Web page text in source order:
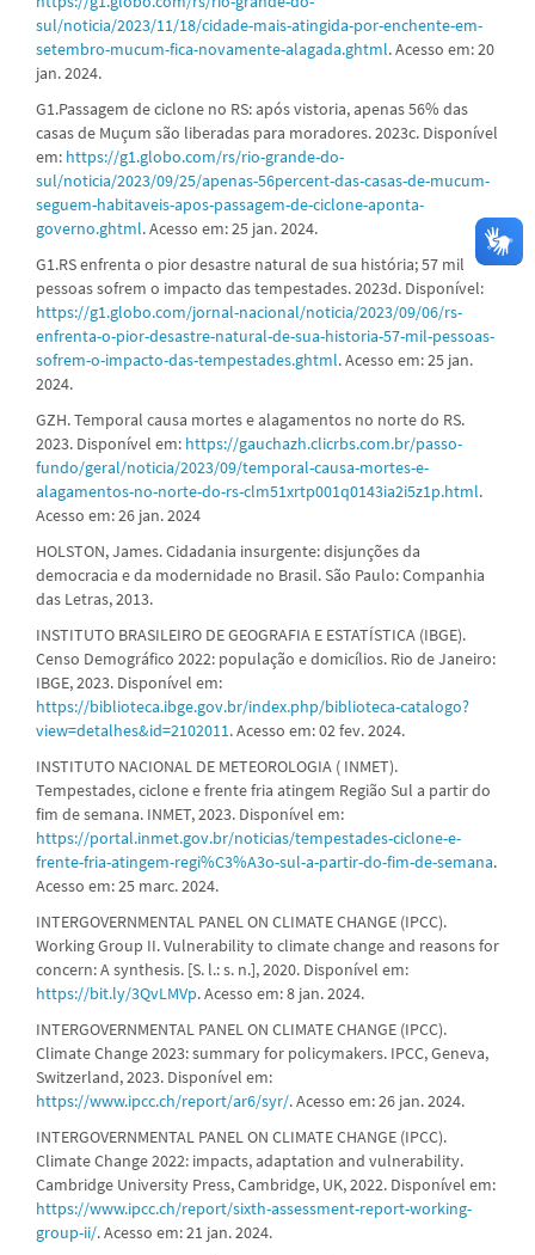
sul/noticia/2023/11/18/cidade-mais-atingida-por-enchente-em-
setembro-mucum-fica-novamente-alagada.ghtml. Acesso em: 20
jan. 2024.
G1.Passagem de ciclone no RS: após vistoria, apenas 56% das
casas de Muçum são liberadas para moradores. 2023c. Disponível
em: https://g1.globo.com/rs/rio-grande-do-
sul/noticia/2023/09/25/apenas-56percent-das-casas-de-mucum-
seguem-habitaveis-apos-passagem-de-ciclone-aponta-
governo.ghtml. Acesso em: 25 jan. 2024.
G1.RS enfrenta o pior desastre natural de sua história; 57 mil
pessoas sofrem o impacto das tempestades. 2023d. Disponível:
https://g1.globo.com/jornal-nacional/noticia/2023/09/06/rs-
enfrenta-o-pior-desastre-natural-de-sua-historia-57-mil-pessoas-
sofrem-o-impacto-das-tempestades.ghtml. Acesso em: 25 jan.
2024.
GZH. Temporal causa mortes e alagamentos no norte do RS.
2023. Disponível em: https://gauchazh.clicrbs.com.br/passo-
fundo/geral/noticia/2023/09/temporal-causa-mortes-e-
alagamentos-no-norte-do-rs-clm51xrtp001q0143ia2i5z1p.html.
Acesso em: 26 jan. 2024
HOLSTON, James. Cidadania insurgente: disjunções da
democracia e da modernidade no Brasil. São Paulo: Companhia
das Letras, 2013.
INSTITUTO BRASILEIRO DE GEOGRAFIA E ESTATÍSTICA (IBGE).
Censo Demográfico 2022: população e domicílios. Rio de Janeiro:
IBGE, 2023. Disponível em:
https://biblioteca.ibge.gov.br/index.php/biblioteca-catalogo?
view=detalhes&id=2102011. Acesso em: 02 fev. 2024.
INSTITUTO NACIONAL DE METEOROLOGIA ( INMET).
Tempestades, ciclone e frente fria atingem Região Sul a partir do
fim de semana. INMET, 2023. Disponível em:
https://portal.inmet.gov.br/noticias/tempestades-ciclone-e-
frente-fria-atingem-regi%C3%A3o-sul-a-partir-do-fim-de-semana.
Acesso em: 25 marc. 2024.
INTERGOVERNMENTAL PANEL ON CLIMATE CHANGE (IPCC).
Working Group II. Vulnerability to climate change and reasons for
concern: A synthesis. [S. l.: s. n.], 2020. Disponível em:
https://bit.ly/3QvLMVp. Acesso em: 8 jan. 2024.
INTERGOVERNMENTAL PANEL ON CLIMATE CHANGE (IPCC).
Climate Change 2023: summary for policymakers. IPCC, Geneva,
Switzerland, 2023. Disponível em:
https://www.ipcc.ch/report/ar6/syr/. Acesso em: 26 jan. 2024.
INTERGOVERNMENTAL PANEL ON CLIMATE CHANGE (IPCC).
Climate Change 2022: impacts, adaptation and vulnerability.
Cambridge University Press, Cambridge, UK, 2022. Disponível em:
https://www.ipcc.ch/report/sixth-assessment-report-working-
group-ii/. Acesso em: 21 jan. 2024.